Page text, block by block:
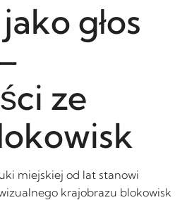
głos
ze
miejskiej od lat stanowi
krajobrazu blokowisk